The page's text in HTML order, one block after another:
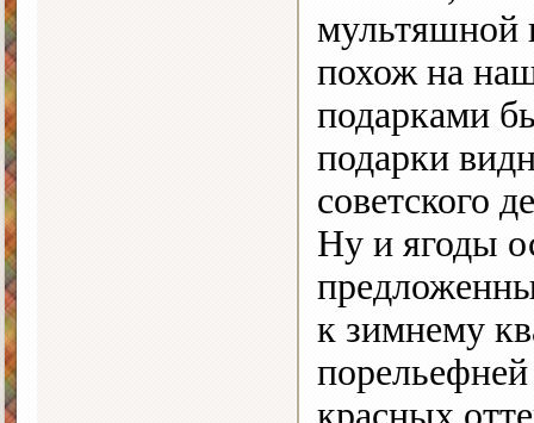
мультяшной
похож на
подарками
подарки
советского
Ну и ягоды
к зимнему